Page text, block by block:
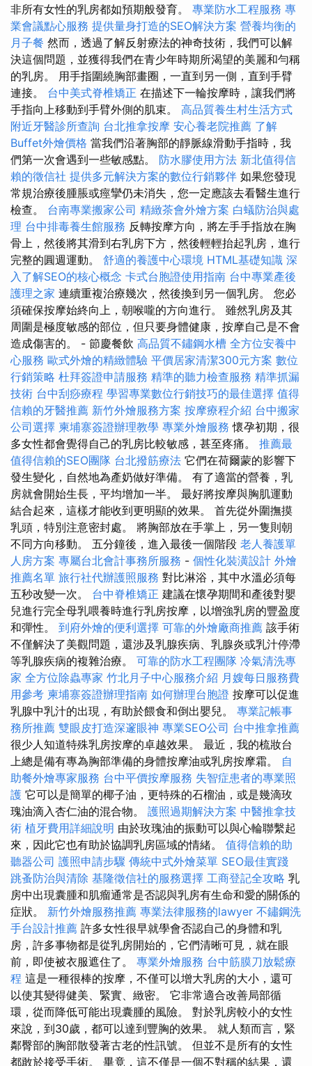
非所有女性的乳房都如預期般發育。 專業防水工程服務 專
業會議點心服務 提供量身打造的SEO解決方案 營養均衡的
月子餐 然而，透過了解反射療法的神奇技術，我們可以解
決這個問題，並獲得我們在青少年時期所渴望的美麗和勻稱
的乳房。 用手指圍繞胸部畫圈，一直到另一側，直到手臂
連接。 台中美式脊椎矯正 在描述下一輪按摩時，讓我們將
手指向上移動到手臂外側的肌束。 高品質養生村生活方式
附近牙醫診所查詢 台北推拿按摩 安心養老院推薦 了解
Buffet外燴價格 當我們沿著胸部的靜脈線滑動手指時，我
們第一次會遇到一些敏感點。 防水膠使用方法 新北值得信
賴的徵信社 提供多元解決方案的數位行銷夥伴 如果您發現
常規治療後腫脹或痙攣仍未消失，您一定應該去看醫生進行
檢查。 台南專業搬家公司 精緻茶會外燴方案 白蟻防治與處
理 台中排毒養生館服務 反轉按摩方向，將左手手指放在胸
骨上，然後將其滑到右乳房下方，然後輕輕抬起乳房，進行
完整的圓週運動。 舒適的養護中心環境 HTML基礎知識 深
入了解SEO的核心概念 卡式台胞證使用指南 台中專業產後
護理之家 連續重複治療幾次，然後換到另一個乳房。 您必
須確保按摩始終向上，朝喉嚨的方向進行。 雖然乳房及其
周圍是極度敏感的部位，但只要身體健康，按摩自己是不會
造成傷害的。 - 節慶餐飲 高品質不鏽鋼水槽 全方位安養中
心服務 歐式外燴的精緻體驗 平價居家清潔300元方案 數位
行銷策略 杜拜簽證申請服務 精準的聽力檢查服務 精準抓漏
技術 台中刮痧療程 學習專業數位行銷技巧的最佳選擇 值得
信賴的牙醫推薦 新竹外燴服務方案 按摩療程介紹 台中搬家
公司選擇 柬埔寨簽證辦理教學 專業外燴服務 懷孕初期，很
多女性都會覺得自己的乳房比較敏感，甚至疼痛。 推薦最
值得信賴的SEO團隊 台北撥筋療法 它們在荷爾蒙的影響下
發生變化，自然地為產奶做好準備。 有了適當的營養，乳
房就會開始生長，平均增加一半。 最好將按摩與胸肌運動
結合起來，這樣才能收到更明顯的效果。 首先從外圍撫摸
乳頭，特別注意密封處。 將胸部放在手掌上，另一隻則朝
不同方向移動。 五分鐘後，進入最後一個階段 老人養護單
人房方案 專屬台北會計事務所服務 - 個性化裝潢設計 外燴
推薦名單 旅行社代辦護照服務 對比淋浴，其中水溫必須每
五秒改變一次。 台中脊椎矯正 建議在懷孕期間和產後對嬰
兒進行完全母乳喂養時進行乳房按摩，以增強乳房的豐盈度
和彈性。 到府外燴的便利選擇 可靠的外燴廠商推薦 該手術
不僅解決了美觀問題，還涉及乳腺疾病、乳腺炎或乳汁停滯
等乳腺疾病的複雜治療。 可靠的防水工程團隊 冷氣清洗專
家 全方位除蟲專家 竹北月子中心服務介紹 月嫂每日服務費
用參考 柬埔寨簽證辦理指南 如何辦理台胞證 按摩可以促進
乳腺中乳汁的出現，有助於餵食和倒出嬰兒。 專業記帳事
務所推薦 雙眼皮打造深邃眼神 專業SEO公司 台中推拿推薦
很少人知道特殊乳房按摩的卓越效果。 最近，我的梳妝台
上總是備有專為胸部準備的身體按摩油或乳房按摩霜。 自
助餐外燴專家服務 台中平價按摩服務 失智症患者的專業照
護 它可以是簡單的椰子油，更特殊的石榴油，或是幾滴玫
瑰油滴入杏仁油的混合物。 護照過期解決方案 中醫推拿技
術 植牙費用詳細說明 由於玫瑰油的振動可以與心輪聯繫起
來，因此它也有助於協調乳房區域的情緒。 值得信賴的助
聽器公司 護照申請步驟 傳統中式外燴菜單 SEO最佳實踐
跳蚤防治與清除 基隆徵信社的服務選擇 工商登記全攻略 乳
房中出現囊腫和肌瘤通常是否認與乳房有生命和愛的關係的
症狀。 新竹外燴服務推薦 專業法律服務的lawyer 不鏽鋼洗
手台設計推薦 許多女性很早就學會否認自己的身體和乳
房，許多事物都是從乳房開始的，它們清晰可見，就在眼
前，即使被衣服遮住了。 專業外燴服務 台中筋膜刀放鬆療
程 這是一種很棒的按摩，不僅可以增大乳房的大小，還可
以使其變得健美、緊實、緻密。 它非常適合改善局部循
環，從而降低可能出現囊腫的風險。 對於乳房較小的女性
來說，到30歲，都可以達到豐胸的效果。 就人類而言，緊
鄰臀部的胸部散發著古老的性訊號。 但並不是所有的女性
都敢於接受手術。 畢竟，這不僅是一個不對稱的結果，還